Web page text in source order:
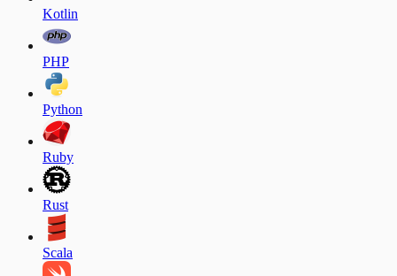
Kotlin
PHP
Python
Ruby
Rust
Scala